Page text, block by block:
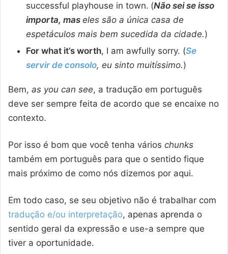
successful playhouse in town. (Não sei se isso
importa, mas eles são a única casa de
espetáculos mais bem sucedida da cidade.)
For what it’s worth, I am awfully sorry. (Se
servir de consolo, eu sinto muitíssimo.)
Bem, as you can see, a tradução em português
deve ser sempre feita de acordo que se encaixe no
contexto.
Por isso é bom que você tenha vários chunks
também em português para que o sentido fique
mais próximo de como nós dizemos por aqui.
Em todo caso, se seu objetivo não é trabalhar com
tradução e/ou interpretação, apenas aprenda o
sentido geral da expressão e use-a sempre que
tiver a oportunidade.